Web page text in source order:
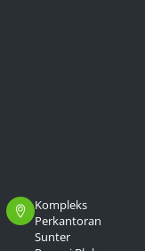
Kompleks
Perkantoran
Sunter